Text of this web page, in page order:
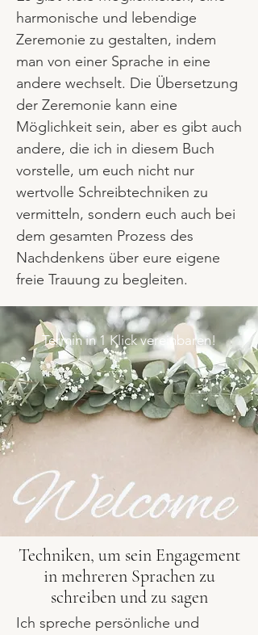
harmonische und lebendige
Zeremonie zu gestalten, indem
man von einer Sprache in eine
andere wechselt. Die Übersetzung
der Zeremonie kann eine
Möglichkeit sein, aber es gibt auch
andere, die ich in diesem Buch
vorstelle, um euch nicht nur
wertvolle Schreibtechniken zu
vermitteln, sondern euch auch bei
dem gesamten Prozess des
Nachdenkens über eure eigene
freie Trauung zu begleiten.
Termin in 1 Klick vereinbaren!
Techniken, um sein Engagement
in mehreren Sprachen zu
schreiben und zu sagen
Ich spreche persönliche und